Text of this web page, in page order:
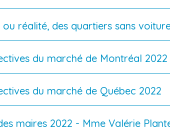
ou réalité, des quartiers sans
du marché de Montréal 2022
du marché de Québec 2022
maires 2022 - Mme Valérie